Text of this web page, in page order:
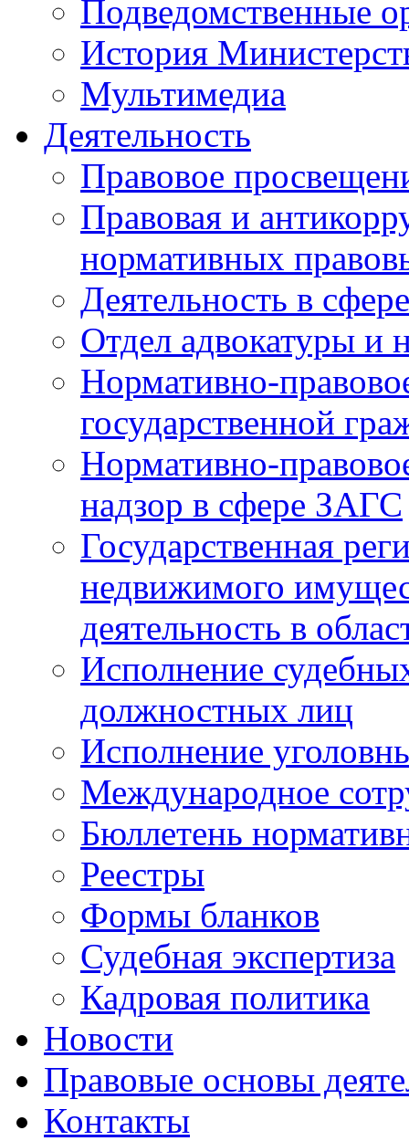
Подведомственные
История
Мультимедиа
Деятельность
Правовое
Правовая и
нормативных
Деятельность в
Отдел адвокатуры и
Нормативно-
государственной
Нормативно-
надзор в сфере ЗАГС
Государственная
недвижимого
деятельность в
Исполнение
должностных лиц
Исполнение
Международное
Бюллетень
Реестры
Формы бланков
Судебная экспертиза
Кадровая политика
Новости
Правовые основы
Контакты